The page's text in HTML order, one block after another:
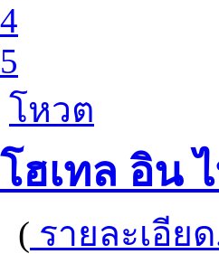
4
5
โหวต
โฮเทล อิน
( รายละเอีย